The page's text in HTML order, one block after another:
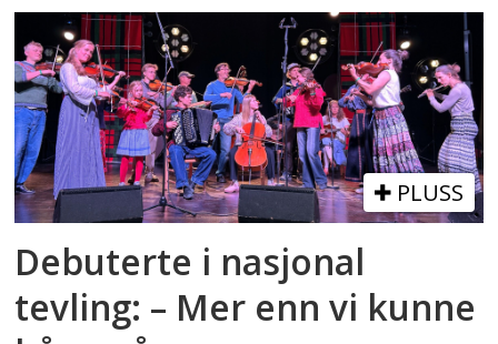
PLUSS
Debuterte i nasjonal
tevling: – Mer enn vi kunne